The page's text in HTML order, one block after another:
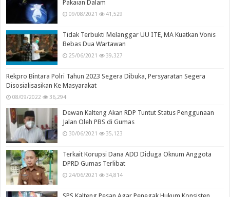
Pakaian Dalam
09/08/2021 41,529
Tidak Terbukti Melanggar UU ITE, MA Kuatkan Vonis
Bebas Dua Wartawan
25/06/2021 39,327
Rekpro Bintara Polri Tahun 2023 Segera Dibuka, Persyaratan Segera
Disosialisasikan Ke Masyarakat
08/09/2022 36,294
Dewan Kalteng Akan RDP Tuntut Status Penggunaan
Jalan Oleh PBS di Gumas
30/06/2021 35,123
Terkait Korupsi Dana ADD Diduga Oknum Anggota
DPRD Gumas Terlibat
24/06/2021 34,814